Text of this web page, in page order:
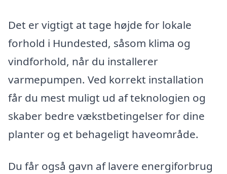
Det er vigtigt at tage højde for lokale
forhold i Hundested, såsom klima og
vindforhold, når du installerer
varmepumpen. Ved korrekt installation
får du mest muligt ud af teknologien og
skaber bedre vækstbetingelser for dine
planter og et behageligt haveområde.
Du får også gavn af lavere energiforbrug